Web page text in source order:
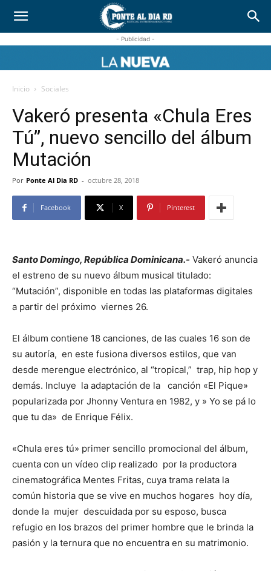
- Publicidad -
Inicio Sociales
Vakeró presenta «Chula Eres
Tú”, nuevo sencillo del álbum
Mutación
Por Ponte Al Dia RD - octubre 28, 2018
Facebook X Pinterest
Santo Domingo, República Dominicana.- Vakeró anuncia
el estreno de su nuevo álbum musical titulado:
“Mutación”, disponible en todas las plataformas digitales
a partir del próximo viernes 26.
El álbum contiene 18 canciones, de las cuales 16 son de
su autoría, en este fusiona diversos estilos, que van
desde merengue electrónico, al “tropical,” trap, hip hop y
demás. Incluye la adaptación de la canción «El Pique»
popularizada por Jhonny Ventura en 1982, y » Yo se pá lo
que tu da» de Enrique Félix.
«Chula eres tú» primer sencillo promocional del álbum,
cuenta con un vídeo clip realizado por la productora
cinematográfica Mentes Fritas, cuya trama relata la
común historia que se vive en muchos hogares hoy día,
donde la mujer descuidada por su esposo, busca
refugio en los brazos del primer hombre que le brinda la
pasión y la ternura que no encuentra en su matrimonio.